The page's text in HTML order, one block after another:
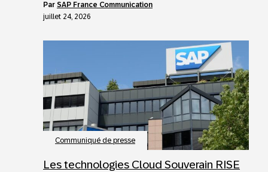
par SAP France Communication
juillet 24, 2026
Communiqué de presse
Les technologies Cloud Souverain RISE